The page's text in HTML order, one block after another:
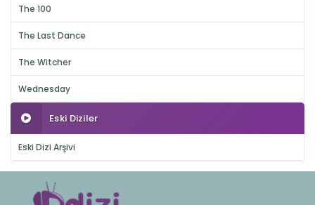
The 100
The Last Dance
The Witcher
Wednesday
Eski Diziler
Eski Dizi Arşivi